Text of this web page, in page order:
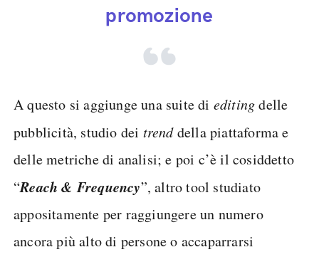
promozione
A questo si aggiunge una suite di editingdelle
pubblicità, studio dei trenddella piattaforma e
delle metriche di analisi; e poi c’è il cosiddetto
“Reach & Frequency”, altro tool studiato
appositamente per raggiungere un numero
ancora più alto di persone o accaparrarsi